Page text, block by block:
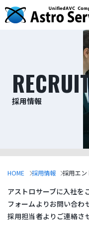
採用情報
HOME 採用情報 採用エン
アストロサーブに入社を
フォームよりお問い合わ
採用担当者よりご連絡さ